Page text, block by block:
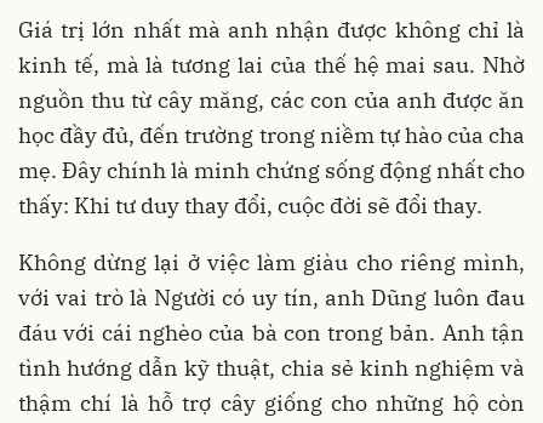
Giá trị lớn nhất mà anh nhận được không chỉ là
kinh tế, mà là tương lai của thế hệ mai sau. Nhờ
nguồn thu từ cây măng, các con của anh được ăn
học đầy đủ, đến trường trong niềm tự hào của cha
mẹ. Đây chính là minh chứng sống động nhất cho
thấy: Khi tư duy thay đổi, cuộc đời sẽ đổi thay.
Không dừng lại ở việc làm giàu cho riêng mình,
với vai trò là Người có uy tín, anh Dũng luôn đau
đáu với cái nghèo của bà con trong bản. Anh tận
tình hướng dẫn kỹ thuật, chia sẻ kinh nghiệm và
thậm chí là hỗ trợ cây giống cho những hộ còn